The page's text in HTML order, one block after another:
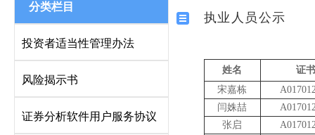
分类栏目
投资者适当性管理办法
风险揭示书
证券分析软件用户服务协议
执业人员公示
姓名
证
宋嘉栋
闫姝喆
张启